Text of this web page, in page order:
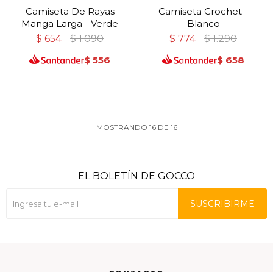
Camiseta De Rayas
Manga Larga - Verde
$ 654 $ 1.090
$ 556
Camiseta Crochet -
Blanco
$ 774 $ 1.290
$ 658
MOSTRANDO 16DE 16
EL BOLETÍN DE GOCCO
SUSCRIBIRME